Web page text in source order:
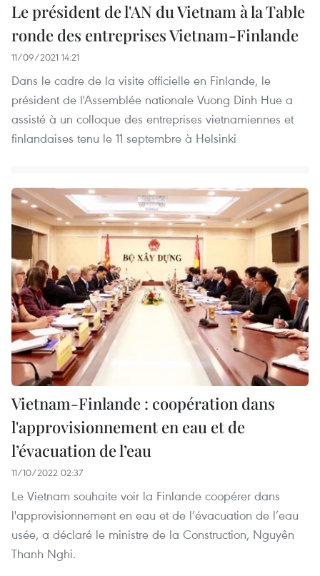
Le président de l'AN du Vietnam à la Table
ronde des entreprises Vietnam-Finlande
11/09/2021 14:21
Dans le cadre de la visite officielle en Finlande, le
président de l'Assemblée nationale Vuong Dinh Hue a
assisté à un colloque des entreprises vietnamiennes et
finlandaises tenu le 11 septembre à Helsinki
Vietnam-Finlande : coopération dans
l'approvisionnement en eau et de
l’évacuation de l’eau
11/10/2022 02:37
Le Vietnam souhaite voir la Finlande coopérer dans
l'approvisionnement en eau et de l’évacuation de l’eau
usée, a déclaré le ministre de la Construction, Nguyên
Thanh Nghi.